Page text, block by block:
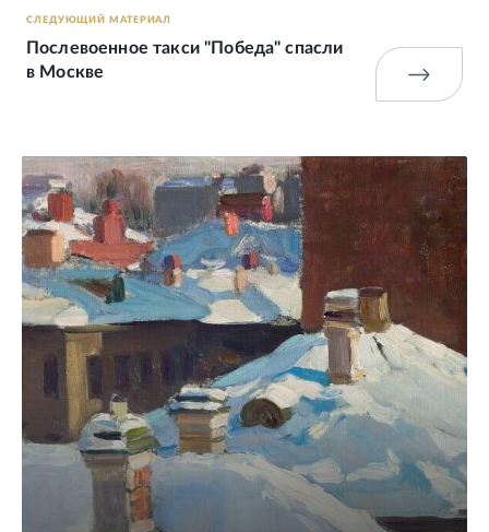
СЛЕДУЮЩИЙ МАТЕРИАЛ
Послевоенное такси "Победа" спасли
в Москве